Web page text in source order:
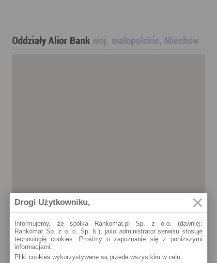
Oddziały Alior Bank woj. małopolskie, Miechów
Miechów
Drogi Użytkowniku,
Informujemy, że spółka Rankomat.pl Sp. z o.o. (dawniej:
Rankomat Sp. z o. o. Sp. k.), jako administrator serwisu stosuje
technologię cookies. Prosimy o zapoznanie się z poniższymi
informacjami:
Pliki cookies wykorzystywane są przede wszystkim w celu: